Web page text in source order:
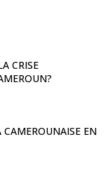
CRISE
EN